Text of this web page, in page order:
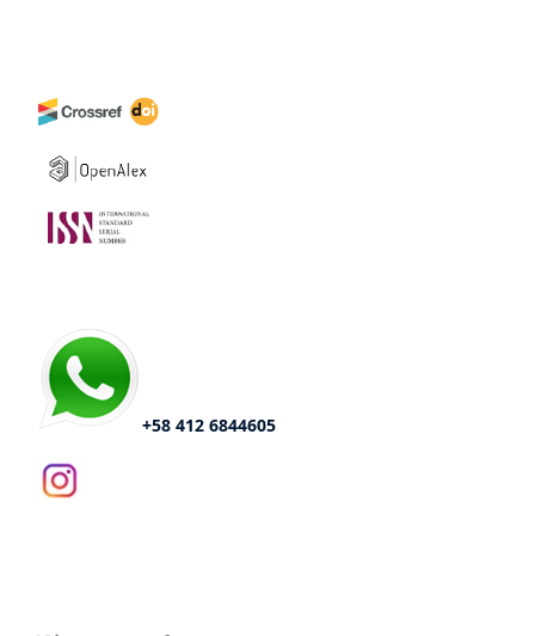
+58 412 6844605